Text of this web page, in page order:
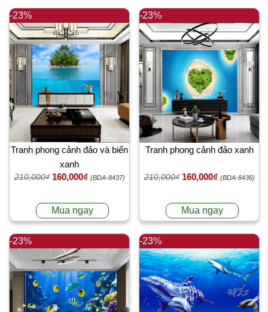
-23%
Tranh phong cảnh đảo và biển
xanh
210,000₫ 160,000₫ (BDA-8437)
Mua ngay
-23%
Tranh phong cảnh đảo xanh
210,000₫ 160,000₫ (BDA-8436)
Mua ngay
-23% -23%